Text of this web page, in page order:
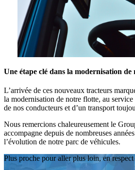
Une étape clé dans la modernisation de
L’arrivée de ces nouveaux tracteurs
la modernisation de notre flotte, au
de nos conducteurs et d’un transport
Nous remercions chaleureusement le
accompagne depuis de nombreuses
l’évolution de notre parc de véhicules.
Plus proche pour aller plus loin, en